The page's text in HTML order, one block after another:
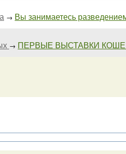
→ Вы занимаетесь
→ ПЕРВЫЕ ВЫСТАВКИ